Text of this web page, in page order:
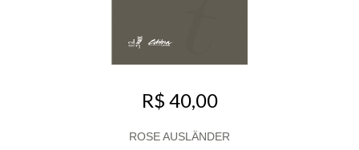
R$ 40,00
ROSE AUSLÄNDER